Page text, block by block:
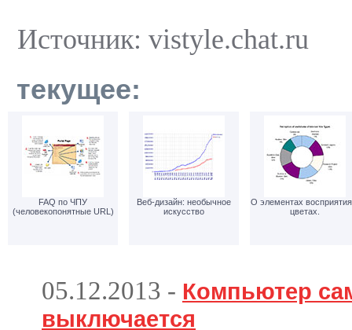
Источник: vistyle.chat.ru
текущее:
FAQ по ЧПУ
(человекопонятные URL)
Веб-дизайн: необычное
искусство
О элементах
цветах.
05.12.2013 - Компьютер
выключается